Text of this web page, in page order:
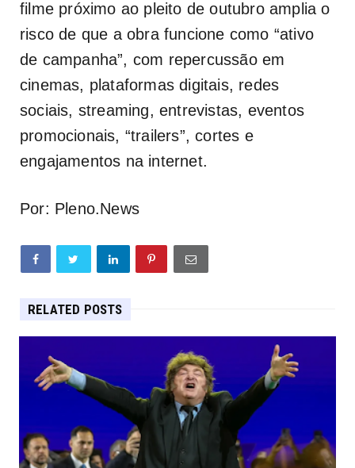
filme próximo ao pleito de outubro amplia o
risco de que a obra funcione como “ativo
de campanha”, com repercussão em
cinemas, plataformas digitais, redes
sociais, streaming, entrevistas, eventos
promocionais, “trailers”, cortes e
engajamentos na internet.
Por: Pleno.News
RELATED POSTS